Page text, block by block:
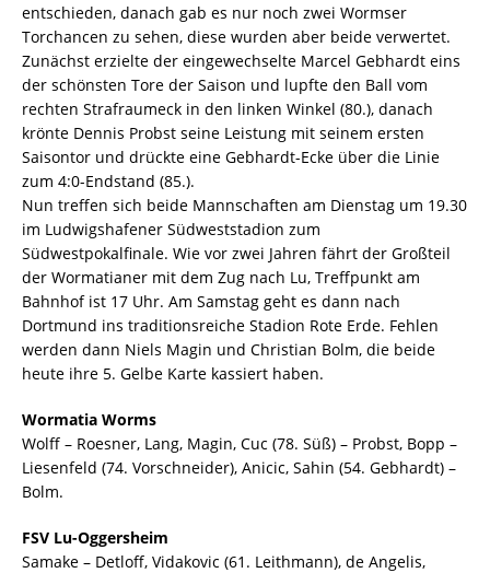
entschieden, danach gab es nur noch zwei Wormser
Torchancen zu sehen, diese wurden aber beide verwertet.
Zunächst erzielte der eingewechselte Marcel Gebhardt eins
der schönsten Tore der Saison und lupfte den Ball vom
rechten Strafraumeck in den linken Winkel (80.), danach
krönte Dennis Probst seine Leistung mit seinem ersten
Saisontor und drückte eine Gebhardt-Ecke über die Linie
zum 4:0-Endstand (85.).
Nun treffen sich beide Mannschaften am Dienstag um 19.30
im Ludwigshafener Südweststadion zum
Südwestpokalfinale. Wie vor zwei Jahren fährt der Großteil
der Wormatianer mit dem Zug nach Lu, Treffpunkt am
Bahnhof ist 17 Uhr. Am Samstag geht es dann nach
Dortmund ins traditionsreiche Stadion Rote Erde. Fehlen
werden dann Niels Magin und Christian Bolm, die beide
heute ihre 5. Gelbe Karte kassiert haben.
Wormatia Worms
Wolff – Roesner, Lang, Magin, Cuc (78. Süß) – Probst, Bopp –
Liesenfeld (74. Vorschneider), Anicic, Sahin (54. Gebhardt) –
Bolm.
FSV Lu-Oggersheim
Samake – Detloff, Vidakovic (61. Leithmann), de Angelis,